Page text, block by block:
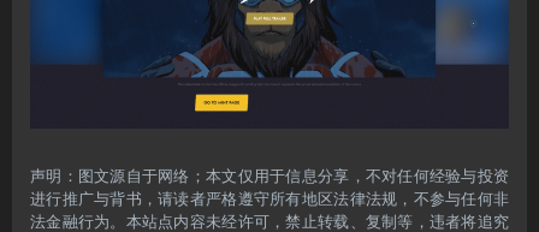
声明：图文源自于网络；本文仅用于信息分享，不对任何经验与投资
进行推广与背书，请读者严格遵守所有地区法律法规，不参与任何非
法金融行为。本站点内容未经许可，禁止转载、复制等，违者将追究